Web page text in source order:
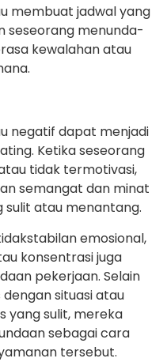
membuat jadwal yang
menunda-
kewalahan atau
negatif dapat menjadi
Ketika seseorang
tidak termotivasi,
semangat dan minat
sulit atau menantang.
emosional,
konsentrasi juga
pekerjaan. Selain
situasi atau
yang sulit, mereka
sebagai cara
tersebut.